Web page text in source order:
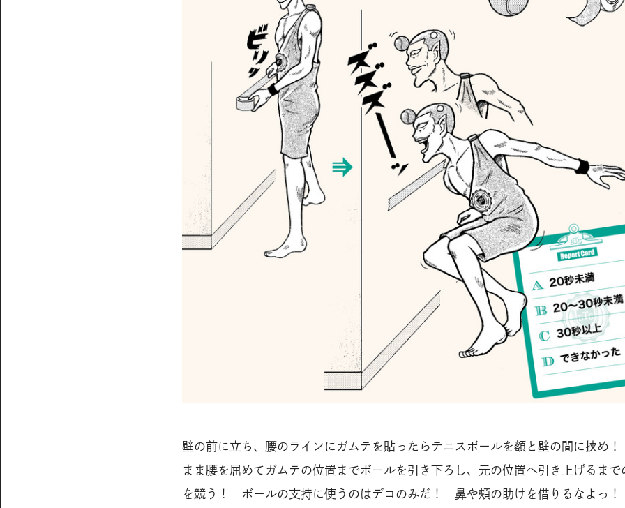
壁の前に立ち、腰のラインにガムテを貼ったらテニスボールを額と壁の間に挟め
まま腰を屈めてガムテの位置までボールを引き下ろし、元の位置へ引き上げるまで
を競う！ ボールの支持に使うのはデコのみだ！ 鼻や頰の助けを借りるなよっ！